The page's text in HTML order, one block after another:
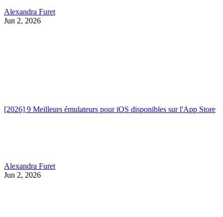
Alexandra Furet
Jun 2, 2026
[2026] 9 Meilleurs émulateurs pour iOS disponibles sur l'App Store
Alexandra Furet
Jun 2, 2026